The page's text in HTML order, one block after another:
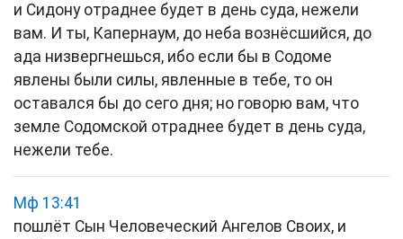
и Сидону отраднее будет в день суда, нежели
вам. И ты, Капернаум, до неба вознёсшийся, до
ада низвергнешься, ибо если бы в Содоме
явлены были силы, явленные в тебе, то он
оставался бы до сего дня; но говорю вам, что
земле Содомской отраднее будет в день суда,
нежели тебе.
Мф 13:41
пошлёт Сын Человеческий Ангелов Своих, и